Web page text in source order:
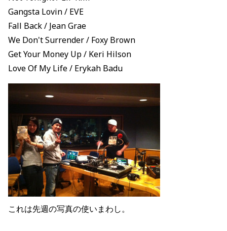
Gangsta Lovin / EVE
Fall Back / Jean Grae
We Don't Surrender / Foxy Brown
Get Your Money Up / Keri Hilson
Love Of My Life / Erykah Badu
これは先週の写真の使いまわし。